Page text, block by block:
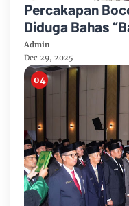
Percakapan
Diduga Bahas
Dukung Kebijakan
Admin
Dec 29, 2025